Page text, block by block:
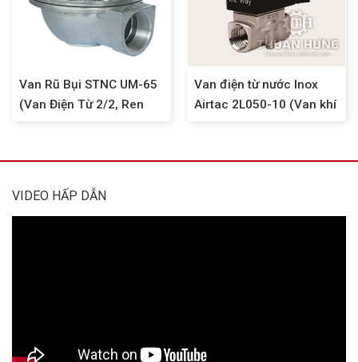
Van Rũ Bụi STNC UM-65
(Van Điện Từ 2/2, Ren
Van điện từ nước Inox
Airtac 2L050-10 (Van khí
VIDEO HẤP DẪN